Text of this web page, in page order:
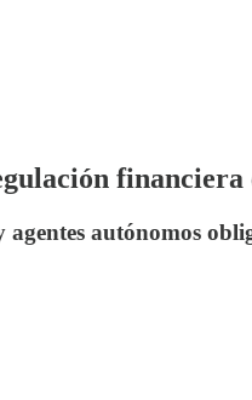
financiera
autónomos